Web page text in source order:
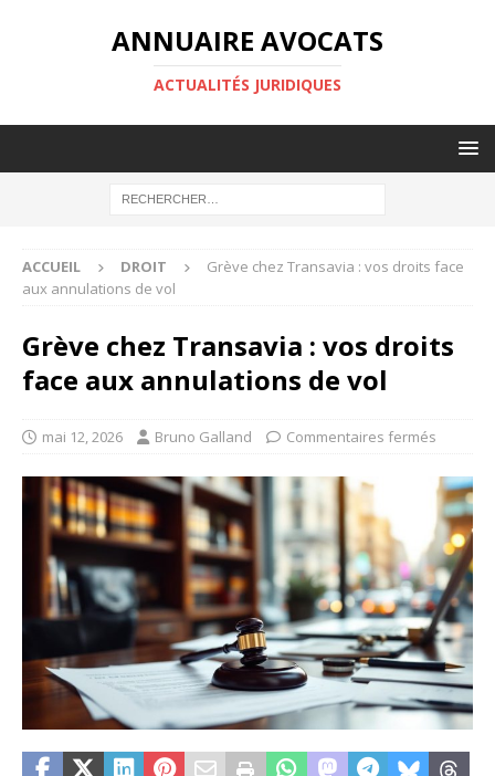
ANNUAIRE AVOCATS
ACTUALITÉS JURIDIQUES
ACCUEIL DROIT
Grève chez Transavia : vos droits face
aux annulations de vol
Grève chez Transavia : vos droits
face aux annulations de vol
mai 12, 2026 Bruno Galland Commentaires fermés